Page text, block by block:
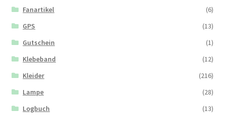
Fanartikel
(6)
GPS
(13)
Gutschein
(1)
Klebeband
(12)
Kleider
(216)
Lampe
(28)
Logbuch
(13)